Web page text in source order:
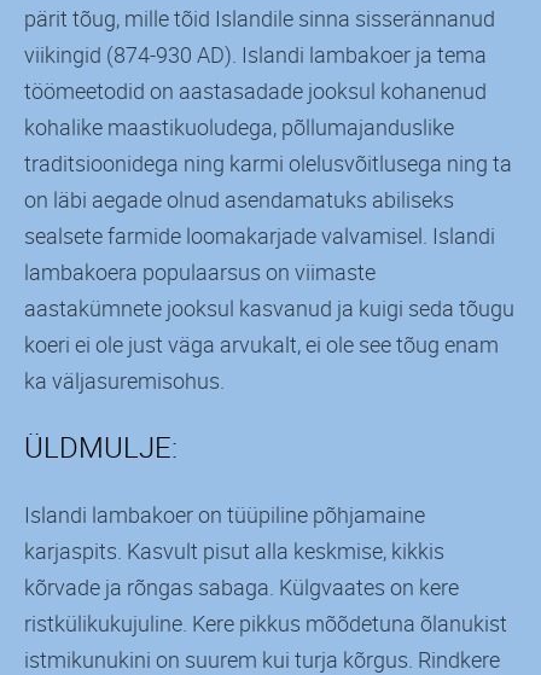
pärit tõug, mille tõid Islandile sinna sisserännanud
viikingid (874-930 AD). Islandi lambakoer ja tema
töömeetodid on aastasadade jooksul kohanenud
kohalike maastikuoludega, põllumajanduslike
traditsioonidega ning karmi olelusvõitlusega ning ta
on läbi aegade olnud asendamatuks abiliseks
sealsete farmide loomakarjade valvamisel. Islandi
lambakoera populaarsus on viimaste
aastakümnete jooksul kasvanud ja kuigi seda tõugu
koeri ei ole just väga arvukalt, ei ole see tõug enam
ka väljasuremisohus.
ÜLDMULJE:
Islandi lambakoer on tüüpiline põhjamaine
karjaspits. Kasvult pisut alla keskmise, kikkis
kõrvade ja rõngas sabaga. Külgvaates on kere
ristkülikukujuline. Kere pikkus mõõdetuna õlanukist
istmikunukini on suurem kui turja kõrgus. Rindkere